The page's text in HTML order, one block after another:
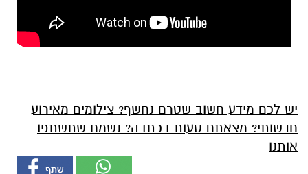
יש לכם מידע חשוב שטרם נחשף? צילומים מאירוע
חדשותי? מצאתם טעות בכתבה? נשמח שתשתפו
אותנו